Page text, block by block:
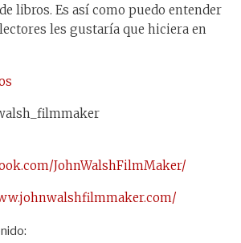
libros. Es así como puedo entender
les gustaría que hiciera en
JohnWalshFilmMaker/